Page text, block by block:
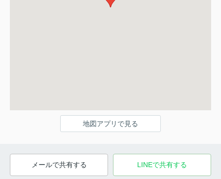
地図アプリで見る
メールで共有する LINEで共有する